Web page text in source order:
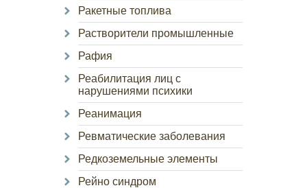
Ракетные топлива
Растворители промышленные
Рафия
Реабилитация лиц с
нарушениями психики
Реанимация
Ревматические заболевания
Редкоземельные элементы
Рейно синдром